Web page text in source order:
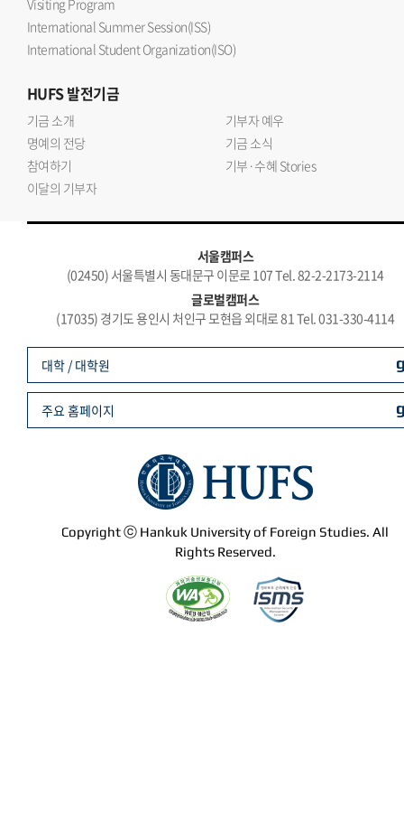
Visiting Program
International Summer Session(ISS)
International Student Organization(ISO)
HUFS발전기금
기금 소개
기부자 예우
명예의 전당
기금 소식
참여하기
기부·수혜 Stories
이달의 기부자
서울캠퍼스
(02450) 서울특별시 동대문구 이문로 107 Tel. 82-2-2173-2114
글로벌캠퍼스
(17035) 경기도 용인시 처인구 모현읍 외대로 81 Tel. 031-330-4114
Copyright ⓒ Hankuk University of Foreign Studies. All
Rights Reserved.
대학 / 대학원
주요 홈페이지